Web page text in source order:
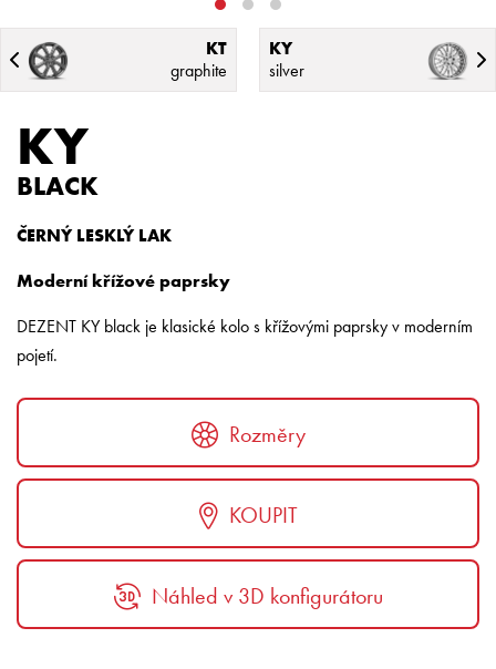
KT
graphite
KY
silver
KY
BLACK
ČERNÝ LESKLÝ LAK
Moderní křížové paprsky
DEZENT KY black je klasické kolo s křížovými paprsky v moderním
pojetí.
Rozměry
KOUPIT
Náhled v 3D konfigurátoru